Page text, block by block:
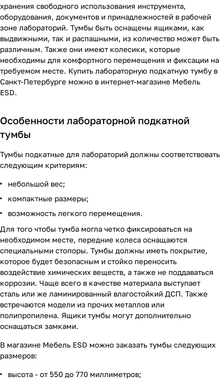
хранения свободного использования инструмента,
оборудования, документов и принадлежностей в рабочей
зоне лабораторий. Тумбы быть оснащены ящиками, как
выдвижными, так и распашными, из количество может быть
различным. Также они имеют колесики, которые
необходимы для комфортного перемещения и фиксации на
требуемом месте. Купить лабораторную подкатную тумбу в
Санкт-Петербурге можно в интернет-магазине Мебель
ESD.
Особенности лабораторной подкатной
тумбы
Тумбы подкатные для лабораторий должны соответствовать
следующим критериям:
небольшой вес;
компактные размеры;
возможность легкого перемещения.
Для того чтобы тумба могла четко фиксироваться на
необходимом месте, передние колеса оснащаются
специальными стопоры. Тумбы должны иметь покрытие,
которое будет безопасным и стойко переносить
воздействие химических веществ, а также не поддаваться
коррозии. Чаще всего в качестве материала выступает
сталь или же ламинированный влагостойкий ДСП. Также
встречаются модели из прочих металлов или
полипропилена. Ящики тумбы могут дополнительно
оснащаться замками.
В магазине Мебель ESD можно заказать тумбы следующих
размеров:
высота - от 550 до 770 миллиметров;